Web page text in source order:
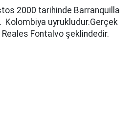
2000 tarihinde Barranquilla
uyrukludur.Gerçek
Reales Fontalvo şeklindedir.